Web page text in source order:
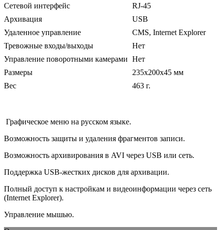
Сетевой интерфейс
RJ-45
Архивация
USB
Удаленное управление
CMS, Internet Explorer
Тревожные входы/выходы
Нет
Управление поворотными камерами Нет
Размеры
235х200х45 мм
Вес
463 г.
Графическое меню на русском языке.
Возможность защиты и удаления фрагментов записи.
Возможность архивирования в AVI через USB или сеть.
Поддержка USB-жестких дисков для архивации.
Полный доступ к настройкам и видеоинформации через сеть
(Internet Explorer).
Управление мышью.